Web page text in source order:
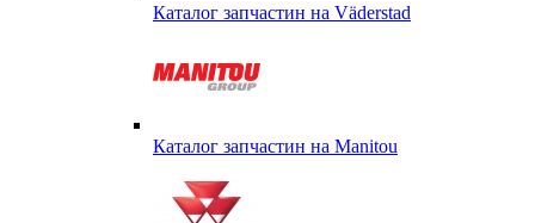
Каталог запчастин на Väderstad
Каталог запчастин на Маnitou